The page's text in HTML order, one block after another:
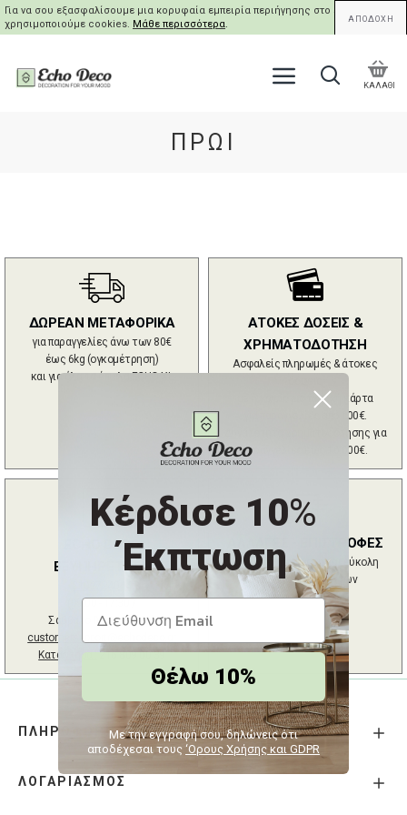
Για να σου εξασφαλίσουμε μια κορυφαία εμπειρία περιήγησης στο site μας,
χρησιμοποιούμε cookies. Μάθε περισσότερα. ΑΠΟΔΟΧΗ
ΚΑΛΑΘΙ
ΠΡΩΊ
ΔΩΡΕΑΝ ΜΕΤΑΦΟΡΙΚΑ
για παραγγελίες άνω των 80€
έως 6kg (ογκομέτρηση)
και για όλα τα έπιπλα ECHO XL
ΑΤΟΚΕΣ ΔΟΣΕΙΣ &
ΧΡΗΜΑΤΟΔΟΤΗΣΗ
Ασφαλείς πληρωμές & άτοκες
με ή χωρίς πιστωτική κάρτα
για παραγγελίες από 100€.
Δυνατότητα χρηματοδότησης για
παραγγελίες έως 10.000€.
ECHO DECO
ΕΞΥΠΗΡΕΤΗΣΗ
(09:00 - 17:30 /
Σάββατο 09:00 - 15:00)
customersupport@echodeco.gr
Κατάστημα :
216 809 00 39
ΑΛΛΑΓΕΣ - ΕΠΙΣΤΡΟΦΕΣ
Εγγυημένη γρήγορη και εύκολη
επιστροφή προϊόντων
ΠΛΗΡΟΦΟΡΙΕΣ
ΛΟΓΑΡΙΑΣΜΟΣ
Κέρδισε 10%
Έκπτωση
Θέλω 10%
Με την εγγραφή σου, δηλώνεις ότι
αποδέχεσαι τους ‘Ορους Χρήσης και GDPR